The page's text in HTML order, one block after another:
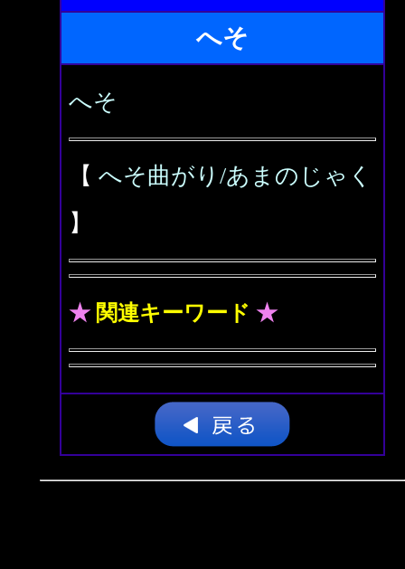
へそ
へそ
【 へそ曲がり/あまのじゃく
】
★ 関連キーワード ★